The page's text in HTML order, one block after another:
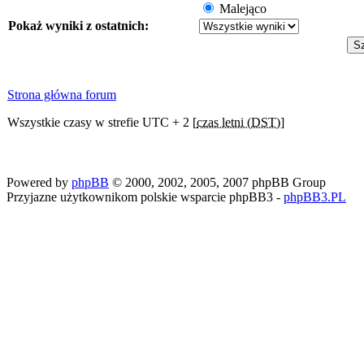
Malejąco
Pokaż wyniki z ostatnich:
Strona główna forum
Wszystkie czasy w strefie UTC + 2 [czas letni (DST)]
Powered by phpBB © 2000, 2002, 2005, 2007 phpBB Group
Przyjazne użytkownikom polskie wsparcie phpBB3 - phpBB3.PL